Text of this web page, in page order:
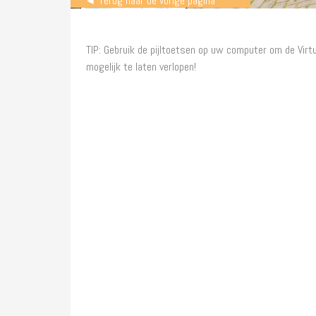
TIP: Gebruik de pijltoetsen op uw computer om de
mogelijk te laten verlopen!